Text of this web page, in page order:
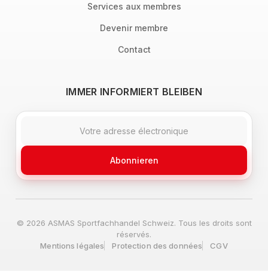
Services aux membres
Devenir membre
Contact
IMMER INFORMIERT BLEIBEN
Abonnieren
© 2026 ASMAS Sportfachhandel Schweiz. Tous les droits sont
réservés.
Mentions légales
Protection des données CGV